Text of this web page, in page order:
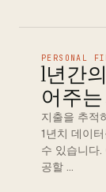
PERSONAL
1년간
어주
지출을 추적
1년치 데이
수 있습니다
공할 …